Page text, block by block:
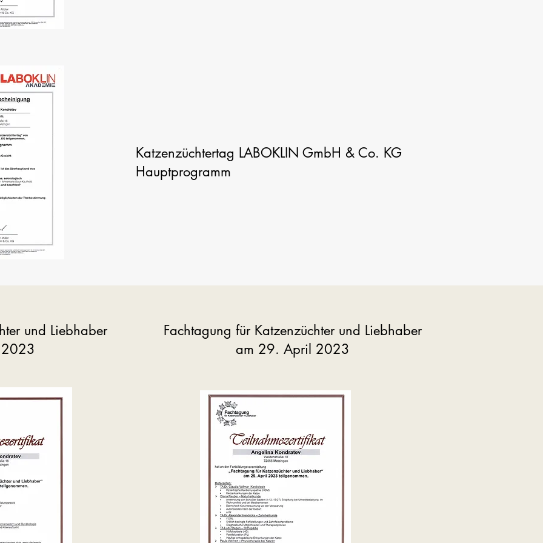
Katzenzüchtertag LABOKLIN GmbH & Co. KG
Hauptprogramm
und Liebhaber
Fachtagung für Katzenzüchter und Liebhaber
am 29. April 2023